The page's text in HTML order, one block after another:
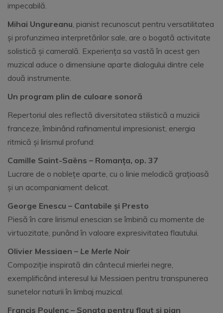
impecabilă.
Mihai Ungureanu, pianist recunoscut pentru versatilitatea
și profunzimea interpretărilor sale, are o bogată activitate
solistică și camerală. Experiența sa vastă în acest gen
muzical aduce o dimensiune aparte dialogului dintre cele
două instrumente.
Un program plin de culoare sonoră
Repertoriul ales reflectă diversitatea stilistică a muzicii
franceze, îmbinând rafinamentul impresionist, energia
ritmică și lirismul profund:
Camille Saint-Saëns – Romanța, op. 37
Lucrare de o noblețe aparte, cu o linie melodică grațioasă
și un acompaniament delicat.
George Enescu – Cantabile și Presto
Piesă în care lirismul enescian se îmbină cu momente de
virtuozitate, punând în valoare expresivitatea flautului.
Olivier Messiaen – Le Merle Noir
Compoziție inspirată din cântecul mierlei negre,
exemplificând interesul lui Messiaen pentru transpunerea
sunetelor naturii în limbaj muzical.
Francis Poulenc – Sonata pentru flaut și pian